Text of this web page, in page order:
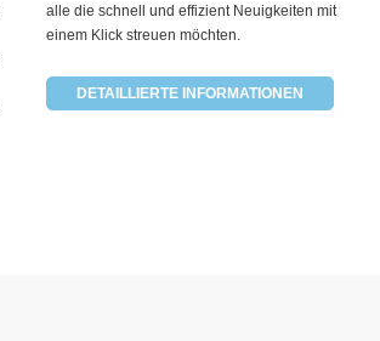
alle die schnell und effizient Neuigkeiten mit
einem Klick streuen möchten.
DETAILLIERTE INFORMATIONEN